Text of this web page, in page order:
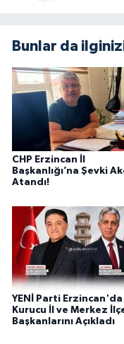
Bunlar da
CHP Erzincan İl
Başkanlığı’na Şevki
Atandı!
YENİ Parti Erzincan'da
Kurucu İl ve Merkez
Başkanlarını Açıkladı